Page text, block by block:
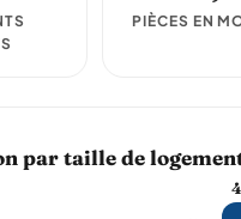
PIÈCES EN
par taille de